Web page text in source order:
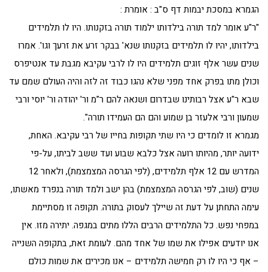
הגמרא במסכת יבמות דף ס"ב : אומרת :
"ר"ע אומר למד תורה בילדותו ילמוד תורה בזקנותו. היו לו תלמידים
בילדותו, יהיו לו תלמידים בזקנותו שנא' בבקר זרע את זרעך וגו'. אמרו
שנים עשר אלף זוגים תלמידים היו לו לרבי עקיבא מגבת עד אנטיפרס
וכולן מתו בפרק אחד מפני שלא נהגו כבוד זה לזה והיה העולם שמם עד
שבא ר"ע אצל רבותינו שבדרום ושנאה להם ר"מ ור' יהודה ור' יוסי ורבי
שמעון ורבי אלעזר בן שמוע והם הם העמידו תורה".
מגמרא זו לומדים כי היו שתי תקופות בחייו של רבי עקיבא. האחת,
ידועה יותר, מהיותו רועה אצל כלבא שבוע ועד ששב לביתו, על-פי
המדרש עם 12 אלף תלמידים, (לפי הגרסה המצמצמת), ולאחר 12
שנים (שוב, לפי הגרסה המצמצמת) בהן ישב ולמד תורה בנפרד מאשתו,
עימה התחתן על דעת זה שיילך לעסוק בתורה. תקופה זו מסתיימת
במפחי נפש. כל התלמידים הרבים הללו מתים במגפה. יתירה מזו. אין
אנו יודעים אפילו את שמו של אחד מהם. לעומת זאת, בתקופה השנייה
– אף כי היו לו רק חמישה תלמידים – אנו מכירים את שמות כולם